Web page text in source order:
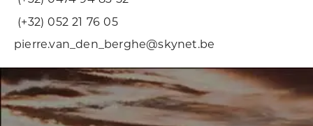
(+32) 052 21 76 05
pierre.van_den_berghe@skynet.be